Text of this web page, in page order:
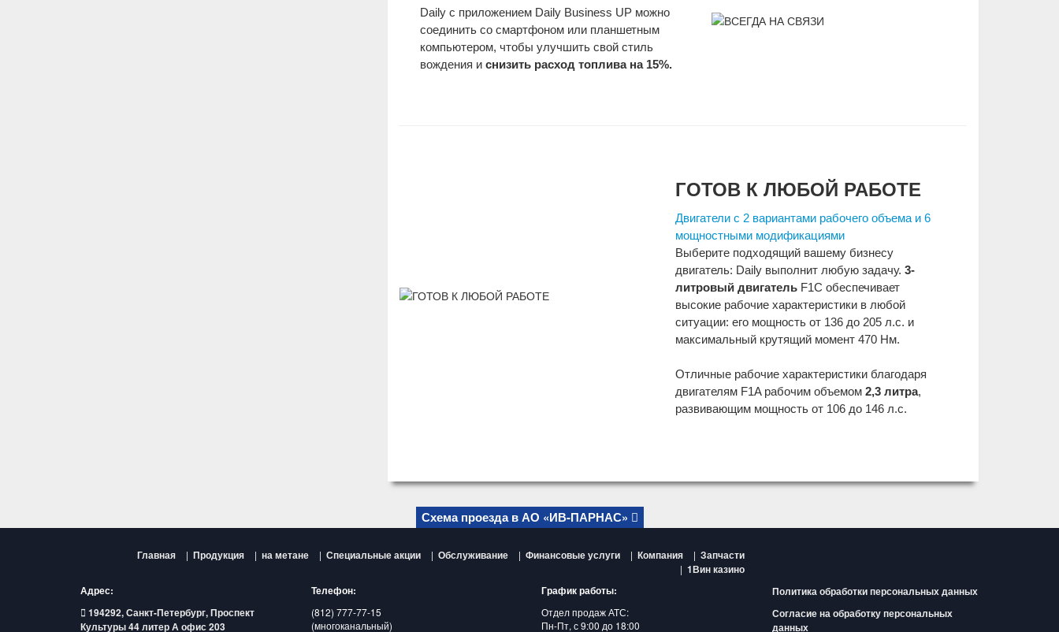
Daily с приложением Daily Business UP можно
соединить со смартфоном или планшетным
компьютером, чтобы улучшить свой стиль
вождения и снизить расход топлива на 15%.
ГОТОВ К ЛЮБОЙ РАБОТЕ
Двигатели с 2 вариантами рабочего объема и 6
мощностными модификациями
Выберите подходящий вашему бизнесу
двигатель: Daily выполнит любую задачу. 3-
литровый двигатель F1C обеспечивает
высокие рабочие характеристики в любой
ситуации: его мощность от 136 до 205 л.с. и
максимальный крутящий момент 470 Нм.
Отличные рабочие характеристики благодаря
двигателям F1A рабочим объемом 2,3 литра,
развивающим мощность от 106 до 146 л.с.
Схема проезда в АО «ИВ-ПАРНАС»
Главная | Продукция | на метане | Специальные акции | Обслуживание | Финансовые услуги | Компания | Запчасти
| 1Вин казино
Адрес:
194292, Санкт-Петербург, Проспект
Культуры 44 литер А офис 203
Телефон:
(812) 777-77-15
(многоканальный)
График работы:
Отдел продаж АТС:
Пн-Пт, с 9:00 до 18:00
Политика обработки персональных данных
Согласие на обработку персональных
данных